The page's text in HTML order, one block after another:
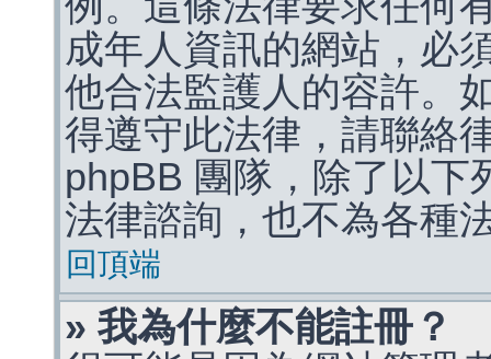
成年人資訊的網站，必
他合法監護人的容許。
得遵守此法律，請聯絡
phpBB 團隊，除了以下
法律諮詢，也不為各種
回頂端
» 我為什麼不能註冊？